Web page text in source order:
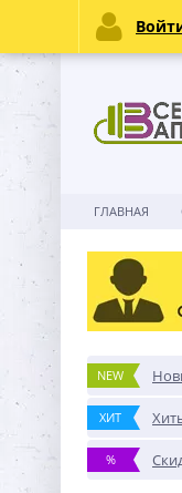
ГЛАВНАЯ
NEW
ХИТ
%